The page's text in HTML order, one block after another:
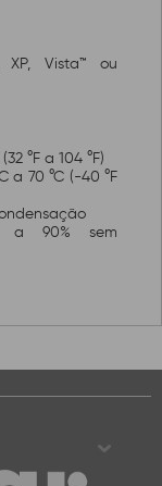
XP, Vista™ ou
°F a 104 °F)
a 70 °C (-40 °F
a 90% sem